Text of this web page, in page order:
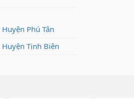
Huyện Phú Tân
Huyện Tịnh Biên